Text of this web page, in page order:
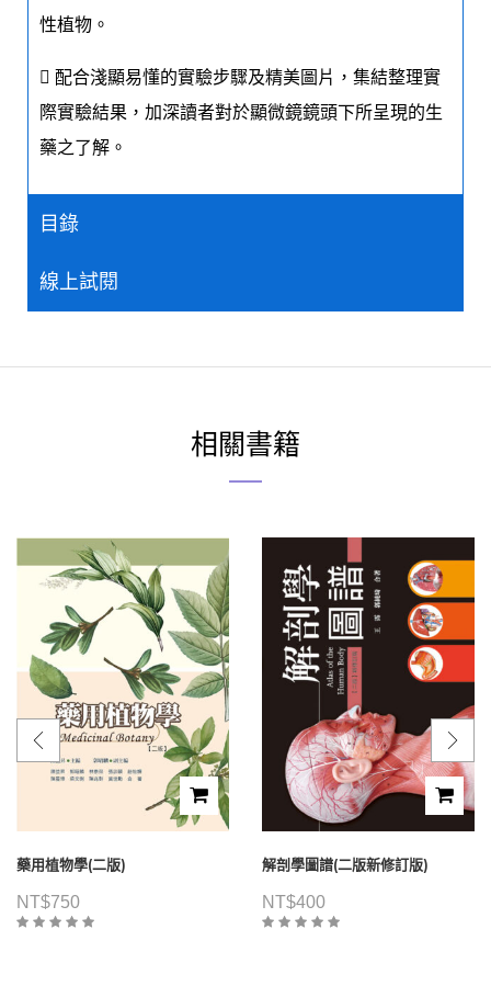
性植物。
 配合淺顯易懂的實驗步驟及精美圖片，集結整理實
際實驗結果，加深讀者對於顯微鏡鏡頭下所呈現的生
藥之了解。
目錄
線上試閱
相關書籍
藥用植物學(二版)
NT$750
解剖學圖譜(二版新修訂版)
NT$400